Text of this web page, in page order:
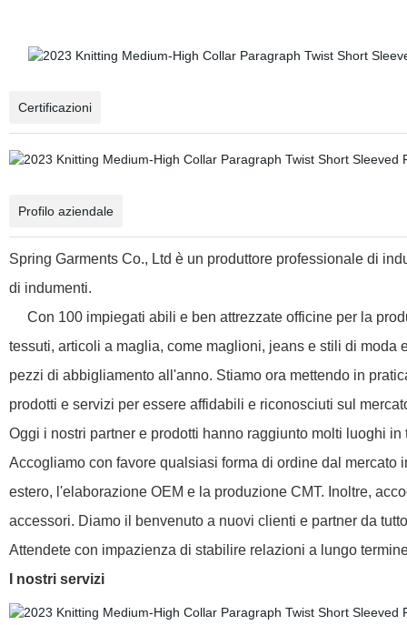
Certificazioni
Profilo aziendale
Spring Garments Co., Ltd è un produttore professionale di
di indumenti.
Con 100 impiegati abili e ben attrezzate officine per la
tessuti, articoli a maglia, come maglioni, jeans e stili di
pezzi di abbigliamento all'anno. Stiamo ora mettendo in
prodotti e servizi per essere affidabili e riconosciuti sul
Oggi i nostri partner e prodotti hanno raggiunto molti luoghi
Accogliamo con favore qualsiasi forma di ordine dal
estero, l'elaborazione OEM e la produzione CMT. Inoltre,
accessori. Diamo il benvenuto a nuovi clienti e partner da
Attendete con impazienza di stabilire relazioni a lungo
I nostri servizi